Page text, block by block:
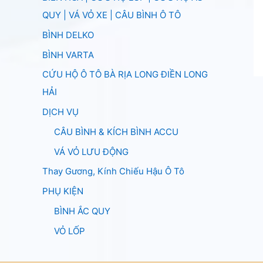
QUY | VÁ VỎ XE | CÂU BÌNH Ô TÔ
BÌNH DELKO
BÌNH VARTA
CỨU HỘ Ô TÔ BÀ RỊA LONG ĐIỀN LONG
HẢI
DỊCH VỤ
CÂU BÌNH & KÍCH BÌNH ACCU
VÁ VỎ LƯU ĐỘNG
Thay Gương, Kính Chiếu Hậu Ô Tô
PHỤ KIỆN
BÌNH ẮC QUY
VỎ LỐP